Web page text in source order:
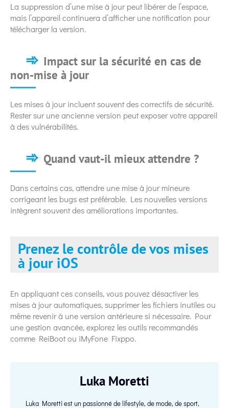
La suppression d’une mise à jour peut libérer de l’espace,
mais l’appareil continuera d’afficher une notification pour
télécharger la version.
Impact sur la sécurité en cas de
non-mise à jour
Les mises à jour incluent souvent des correctifs de sécurité.
Rester sur une ancienne version peut exposer votre appareil
à des vulnérabilités.
Quand vaut-il mieux attendre ?
Dans certains cas, attendre une mise à jour mineure
corrigeant les bugs est préférable. Les nouvelles versions
intègrent souvent des améliorations importantes.
Prenez le contrôle de vos mises
à jour iOS
En appliquant ces conseils, vous pouvez désactiver les
mises à jour automatiques, supprimer les fichiers inutiles ou
même revenir à une version antérieure si nécessaire. Pour
une gestion avancée, explorez les outils recommandés
comme ReiBoot ou iMyFone Fixppo.
Luka Moretti
Luka Moretti est un passionné de lifestyle, de mode, de sport,